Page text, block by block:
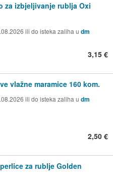
za izbjeljivanje rublja Oxi
ili do isteka zaliha u dm
3,15 €
vlažne maramice 160 kom.
ili do isteka zaliha u dm
2,50 €
za rublje Golden